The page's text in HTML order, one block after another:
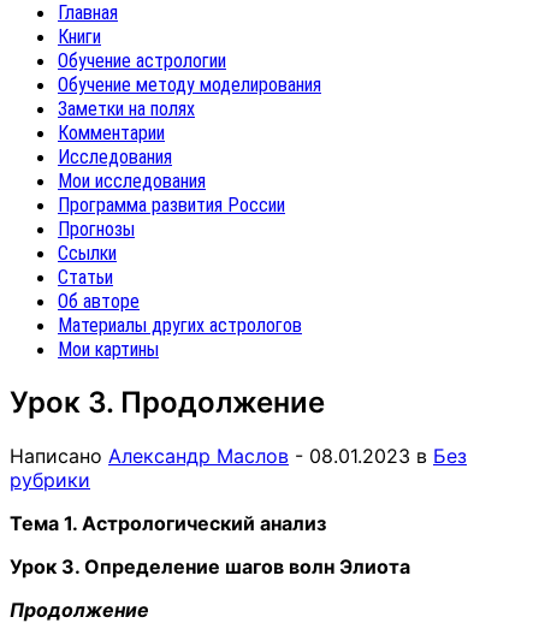
Главная
Книги
Обучение астрологии
Обучение методу моделирования
Заметки на полях
Комментарии
Исследования
Мои исследования
Программа развития России
Прогнозы
Ссылки
Статьи
Об авторе
Материалы других астрологов
Мои картины
Урок 3. Продолжение
Написано Александр Маслов - 08.01.2023 в Без
рубрики
Тема 1. Астрологический анализ
Урок 3. Определение шагов волн Элиота
Продолжение